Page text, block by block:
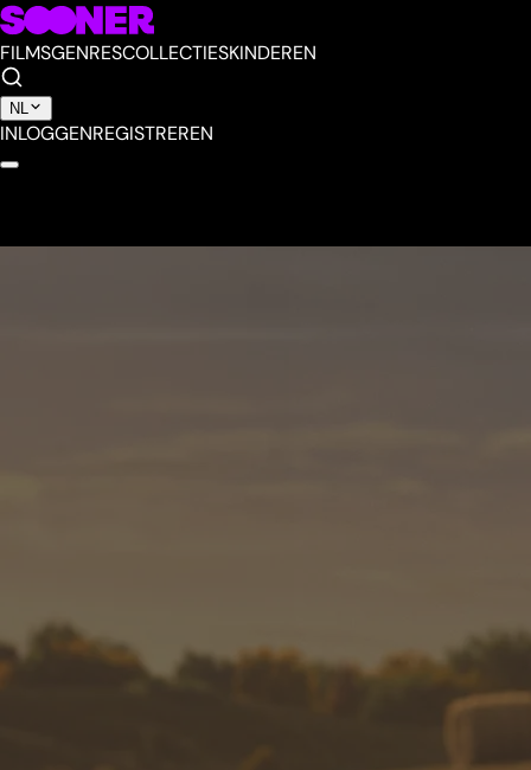
FILMSGENRESCOLLECTIESKINDEREN
NL
INLOGGENREGISTREREN